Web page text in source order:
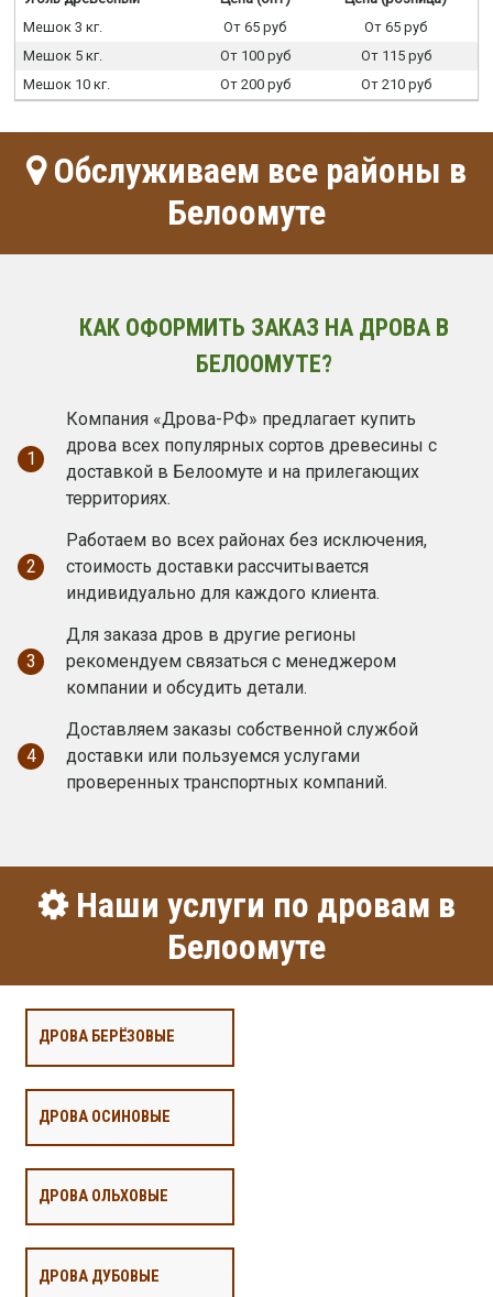
Мешок 3 кг.
От 65 руб
От 65 руб
Мешок 5 кг.
От 100 руб
От 115 руб
Мешок 10 кг.
От 200 руб От 210 руб
Обслуживаем все районы в
Белоомуте
КАК ОФОРМИТЬ ЗАКАЗ НА ДРОВА В
БЕЛООМУТЕ?
1
Компания «Дрова-РФ» предлагает купить
дрова всех популярных сортов древесины с
доставкой в Белоомуте и на прилегающих
территориях.
2
Работаем во всех районах без исключения,
стоимость доставки рассчитывается
индивидуально для каждого клиента.
3
Для заказа дров в другие регионы
рекомендуем связаться с менеджером
компании и обсудить детали.
4
Доставляем заказы собственной службой
доставки или пользуемся услугами
проверенных транспортных компаний.
Наши услуги по дровам в
Белоомуте
ДРОВА БЕРЁЗОВЫЕ
ДРОВА ОСИНОВЫЕ
ДРОВА ОЛЬХОВЫЕ
ДРОВА ДУБОВЫЕ